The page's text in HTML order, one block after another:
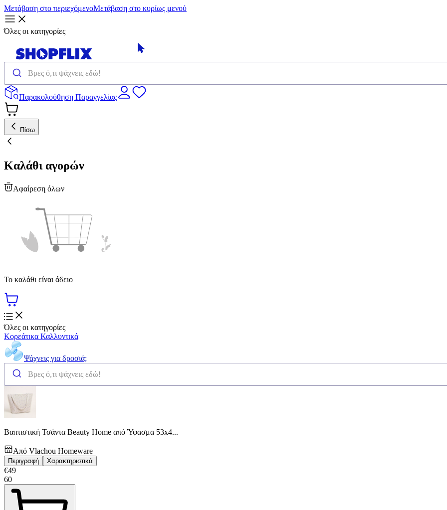
Μετάβαση στο περιεχόμενοΜετάβαση στο κυρίως μενού
Όλες οι κατηγορίες
Παρακολούθηση Παραγγελίας
Πίσω
Καλάθι αγορών
Αφαίρεση όλων
Το καλάθι είναι άδειο
Όλες οι κατηγορίες
Κορεάτικα Καλλυντικά
Ψάχνεις για δροσιά;
Βαπτιστική Τσάντα Beauty Home από Ύφασμα 53x4...
Από Vlachou Homeware
Περιγραφή Χαρακτηριστικά
€49
60